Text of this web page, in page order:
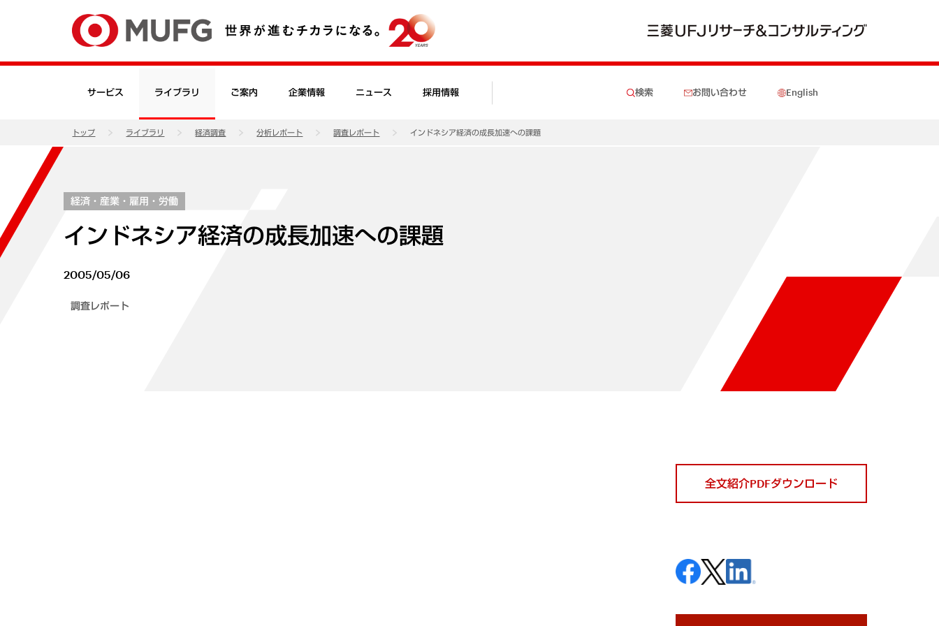
サービス ライブラリ ご案内 企業情報 ニュース 採用情報 検索 お問い合わせ English
トップ ライブラリ 経済調査 分析レポート 調査レポート インドネシア経済の成長加速への課題
経済・産業・雇用・労働
インドネシア経済の成長加速への課題
2005/05/06
調査レポート
全文紹介PDFダウンロード